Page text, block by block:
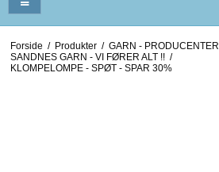
Forside / Produkter / GARN - PRODUCENTER
SANDNES GARN - VI FØRER ALT !! /
KLOMPELOMPE - SPØT - SPAR 30%